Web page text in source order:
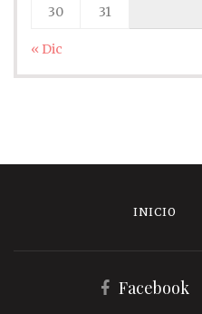
30
31
« Dic
INICIO
Facebook